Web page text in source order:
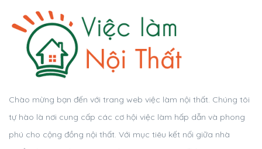
Chào mừng bạn đến với trang web việc làm nội thất. Chúng tôi
tự hào là nơi cung cấp các cơ hội việc làm hấp dẫn và phong
phú cho cộng đồng nội thất. Với mục tiêu kết nối giữa nhà